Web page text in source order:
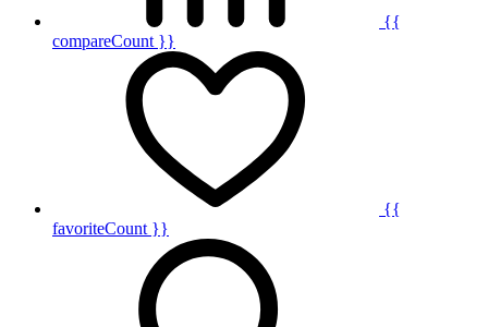
{{
compareCount }}
{{
favoriteCount }}